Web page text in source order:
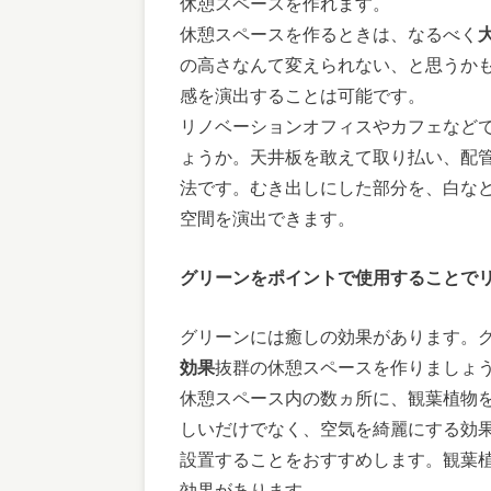
休憩スペースを作るときは、なるべく
の高さなんて変えられない、と思うか
感を演出することは可能です。
リノベーションオフィスやカフェなど
ょうか。天井板を敢えて取り払い、配
法です。むき出しにした部分を、白な
空間を演出できます。
グリーンをポイントで使用することで
グリーンには癒しの効果があります。
効果抜群の休憩スペースを作りましょ
休憩スペース内の数ヵ所に、観葉植物
しいだけでなく、空気を綺麗にする効
設置することをおすすめします。観葉